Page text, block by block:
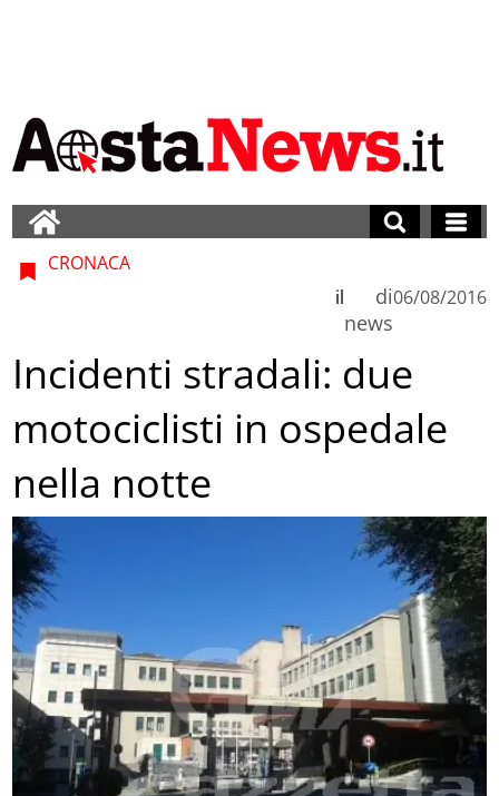
CRONACA
di
news
il 06/08/2016
Incidenti stradali: due
motociclisti in ospedale
nella notte